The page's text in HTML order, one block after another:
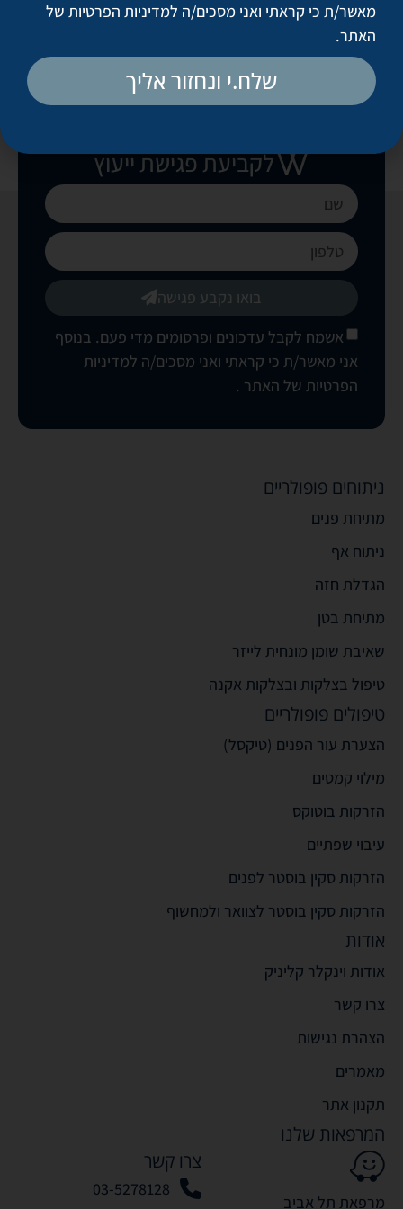
לקביעת פגישת ייעוץ
אשמח לקבל עדכונים ופרסומים מדי פעם. בנוסף
אני מאשר/ת כי קראתי ואני מסכים/ה למדיניות
הפרטיות של האתר .
בואו נקבע פגישה
ניתוחים פופולריים
מתיחת פנים
ניתוח אף
הגדלת חזה
מתיחת בטן
שאיבת שומן מונחית לייזר
טיפול בצלקות ובצלקות אקנה
טיפולים פופולריים
הצערת עור הפנים (טיקסל)
מילוי קמטים
הזרקות בוטוקס
עיבוי שפתיים
הזרקות סקין בוסטר לפנים
הזרקות סקין בוסטר לצוואר ולמחשוף
אודות
אודות וינקלר קליניק
צרו קשר
הצהרת נגישות
מאמרים
תקנון אתר
המרפאות שלנו
מרפאת תל אביב
צרו קשר
03-5278128
מאשר/ת כי קראתי ואני מסכים/ה למדיניות הפרטיות של
האתר.
שלח.י ונחזור אליך